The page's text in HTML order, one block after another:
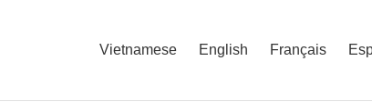
Vietnamese English Français